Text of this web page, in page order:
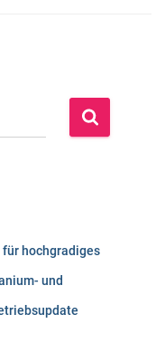
hochgradiges
und